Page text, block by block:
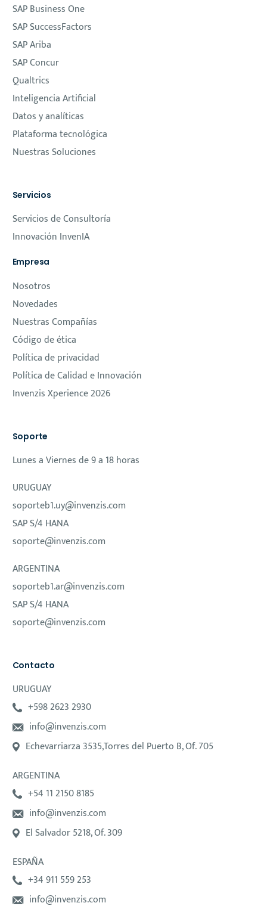
SAP Business One
SAP SuccessFactors
SAP Ariba
SAP Concur
Qualtrics
Inteligencia Artificial
Datos y analíticas
Plataforma tecnológica
Nuestras Soluciones
Servicios
Servicios de Consultoría
Innovación InvenIA
Empresa
Nosotros
Novedades
Nuestras Compañías
Código de ética
Política de privacidad
Política de Calidad e Innovación
Invenzis Xperience 2026
Soporte
Lunes a Viernes de 9 a 18 horas
URUGUAY
soporteb1.uy@invenzis.com
SAP S/4 HANA
soporte@invenzis.com
ARGENTINA
soporteb1.ar@invenzis.com
SAP S/4 HANA
soporte@invenzis.com
Contacto
URUGUAY
+598 2623 2930
info@invenzis.com
Echevarriarza 3535,Torres del Puerto B, Of. 705
ARGENTINA
+54 11 2150 8185
info@invenzis.com
El Salvador 5218, Of. 309
ESPAÑA
+34 911 559 253
info@invenzis.com